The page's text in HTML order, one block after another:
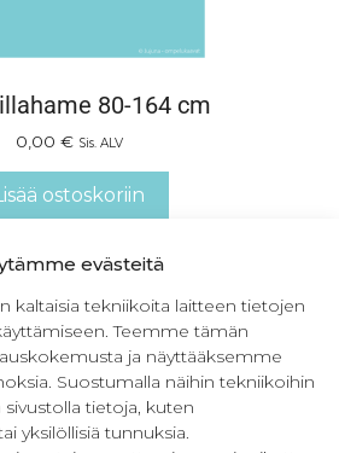
evästeitä
kaltaisia tekniikoita laitteen tietojen
Teemme tämän
ja näyttääksemme
Suostumalla näihin tekniikoihin
tietoja, kuten
yksilöllisiä tunnuksia.
80-164 cm
0,00 € Sis. ALV
ostoskoriin